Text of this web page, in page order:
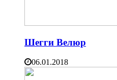
Шегги Велюр
06.01.2018